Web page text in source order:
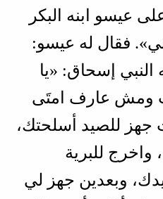
عيسو ابنه البكر
فقال له عيسو:
النبي إسحاق: «يا
ومش عارف امتَى
جهز للصيد أسلحتك،
للبرية
وبعدين جهز لي